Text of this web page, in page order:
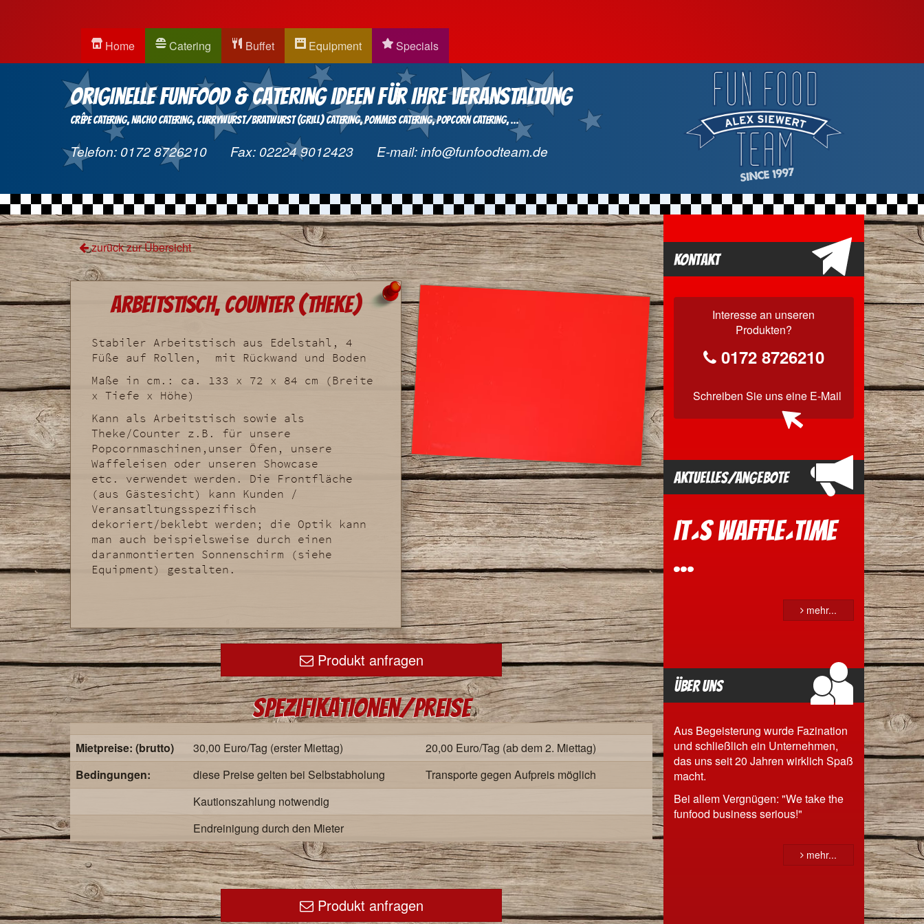
Home Catering Buffet Equipment Specials
Originelle Funfood & Catering Ideen für Ihre Veranstaltung
Crêpe Catering Nacho Catering Currywurst/Bratwurst (Grill) Catering Pommes Catering Popcorn Catering ...
Telefon: 0172 8726210 Fax: 02224 9012423 E-mail:info@funfoodteam.de
zurück zur Übersicht
Arbeitstisch, Counter (Theke)
Stabiler Arbeitstisch aus Edelstahl, 4
Füße auf Rollen, mit Rückwand und Boden
Maße in cm.: ca. 133 x 72 x 84 cm (Breite
x Tiefe x Höhe)
Kann als Arbeitstisch sowie als
Theke/Counter z.B. für unsere
Popcornmaschinen,unser Öfen, unsere
Waffeleisen oder unseren Showcase
etc. verwendet werden. Die Frontfläche
(aus Gästesicht) kann Kunden /
Veransatltungsspezifisch
dekoriert/beklebt werden; die Optik kann
man auch beispielsweise durch einen
daranmontierten Sonnenschirm (siehe
Equipment) gestalten.
Produkt anfragen
Spezifikationen/Preise
Mietpreise: (brutto) 30,00 Euro/Tag (erster Miettag)
20,00 Euro/Tag (ab dem 2. Miettag)
Bedingungen:
diese Preise gelten bei Selbstabholung
Transporte gegen Aufpreis möglich
Kautionszahlung notwendig
Endreinigung durch den Mieter
Produkt anfragen
Kontakt
Interesse an unseren
Produkten?
0172 8726210
Schreiben Sie unseine E-Mail
Aktuelles/Angebote
It´s Waffle´time
...
mehr...
Über uns
Aus Begeisterung wurde Fazination
und schließlich ein Unternehmen,
das uns seit 20 Jahren wirklich Spaß
macht.
Bei allem Vergnügen: "We take the
funfood business serious!"
mehr...